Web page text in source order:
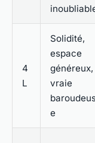
4
L
Solidité,
espace
généreux,
vraie
e